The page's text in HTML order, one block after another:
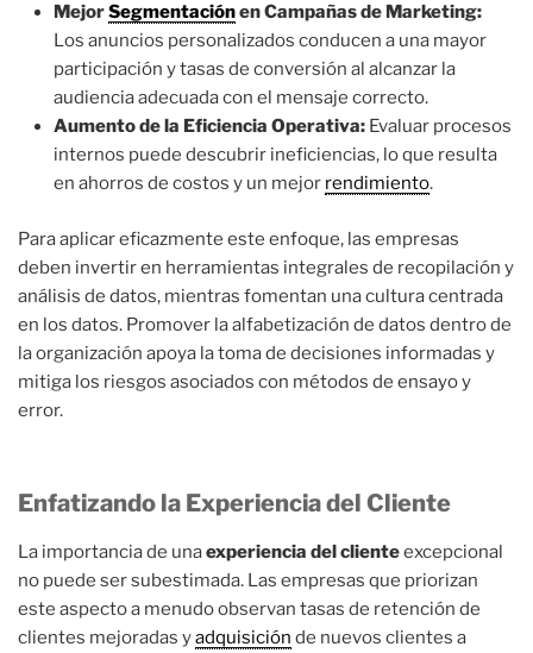
MejorSegmentaciónen Campañas de Marketing:
Los anuncios personalizados conducen a una mayor
participación y tasas de conversión al alcanzar la
audiencia adecuada con el mensaje correcto.
Aumento de la Eficiencia Operativa: Evaluar procesos
internos puede descubrir ineficiencias, lo que resulta
en ahorros de costos y un mejor rendimiento.
Para aplicar eficazmente este enfoque, las empresas
deben invertir en herramientas integrales de recopilación y
análisis de datos, mientras fomentan una cultura centrada
en los datos. Promover la alfabetización de datos dentro de
la organización apoya la toma de decisiones informadas y
mitiga los riesgos asociados con métodos de ensayo y
error.
Enfatizando la Experiencia del Cliente
La importancia de unaexperiencia del clienteexcepcional
no puede ser subestimada. Las empresas que priorizan
este aspecto a menudo observan tasas de retención de
clientes mejoradas yadquisición de nuevos clientes a